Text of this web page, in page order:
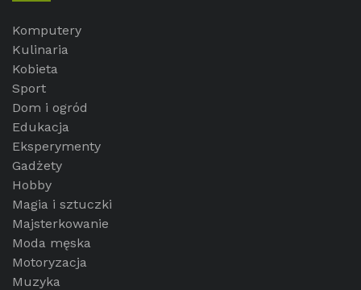
Komputery
Kulinaria
Kobieta
Sport
Dom i ogród
Edukacja
Eksperymenty
Gadżety
Hobby
Magia i sztuczki
Majsterkowanie
Moda męska
Motoryzacja
Muzyka